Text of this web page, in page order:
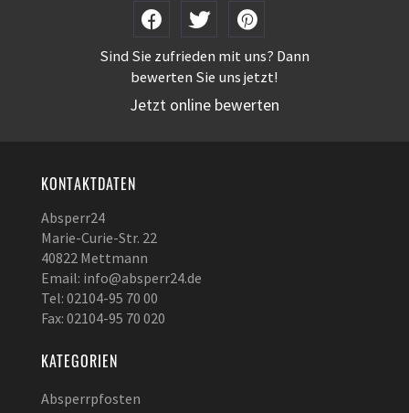
Sind Sie zufrieden mit uns? Dann
bewerten Sie uns jetzt!
Jetzt online bewerten
KONTAKTDATEN
Absperr24
Marie-Curie-Str. 22
40822 Mettmann
Email: info@absperr24.de
Tel: 02104-95 70 00
Fax: 02104-95 70 020
KATEGORIEN
Absperrpfosten